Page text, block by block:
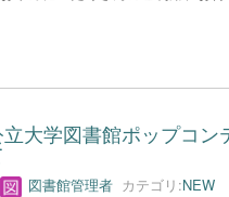
大学図書館ポップコン
図書館管理者 カテゴリ:NEW